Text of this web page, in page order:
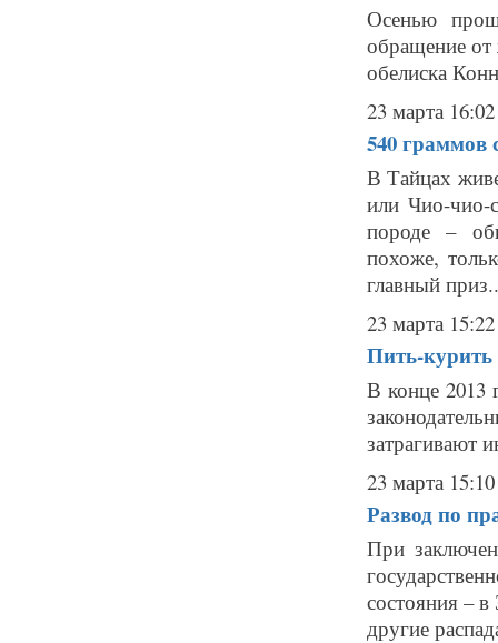
Осенью
обращение
обелиска
23 марта 16:02
540 граммов
В Тайцах
или Чио-чио-
породе –
похоже,
главный
23 марта 15:22
Пить-курить
В конце 2013
затрагивают
23 марта 15:10
Развод по
При
состояния –
другие